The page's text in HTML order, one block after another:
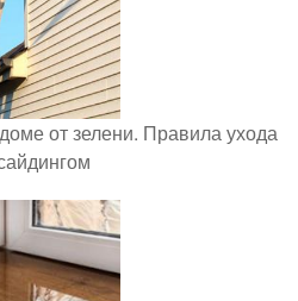
от зелени. Правила ухода